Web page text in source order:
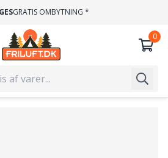
GRATIS OMBYTNING *